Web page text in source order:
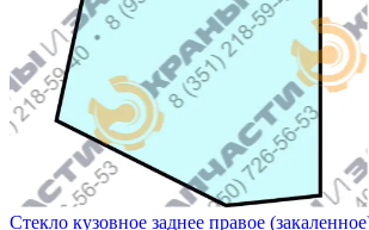
Стекло кузовное заднее правое